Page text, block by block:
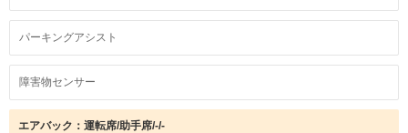
パーキングアシスト
障害物センサー
エアバック：運転席/助手席/-/-